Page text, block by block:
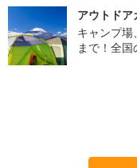
アウトドア
キャンプ
まで！全